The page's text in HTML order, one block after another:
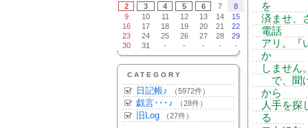
2
3 4 5 6 7
8
9
10 11 12 13 14
15
16
17 18 19 20 21
22
23
24 25 26 27 28
29
30
31 - - - - -
CATEGORY
日記帳♪ （5972件）
戯言･･･♪ （28件）
旧Log （27件）
を
済ませ、
電話
アリ。『
か
しません
で、聞
から
人手を探
る